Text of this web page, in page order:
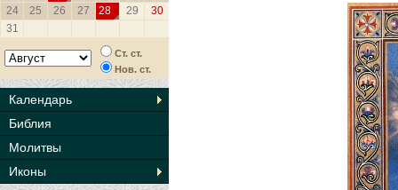
24
25 26 27 28 29
30
31
Ст. ст.
Нов. ст.
Календарь
Библия
Молитвы
Иконы